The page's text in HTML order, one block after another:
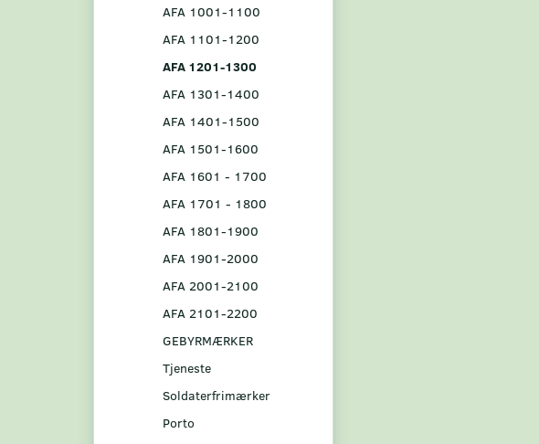
AFA 1001-1100
AFA 1101-1200
AFA 1201-1300
AFA 1301-1400
AFA 1401-1500
AFA 1501-1600
AFA 1601 - 1700
AFA 1701 - 1800
AFA 1801-1900
AFA 1901-2000
AFA 2001-2100
AFA 2101-2200
GEBYRMÆRKER
Tjeneste
Soldaterfrimærker
Porto